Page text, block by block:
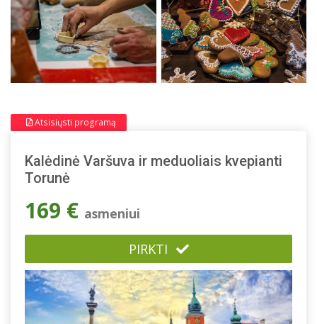
Atsisiųsti programą
Kalėdinė Varšuva ir meduoliais kvepianti
Torunė
169 € asmeniui
PIRKTI